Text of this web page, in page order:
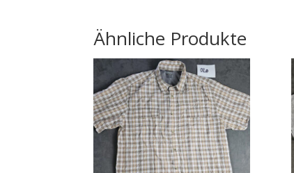
Ähnliche Produkte